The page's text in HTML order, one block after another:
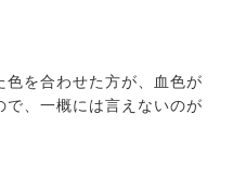
色を合わせた方が、血色が
で、一概には言えないのが